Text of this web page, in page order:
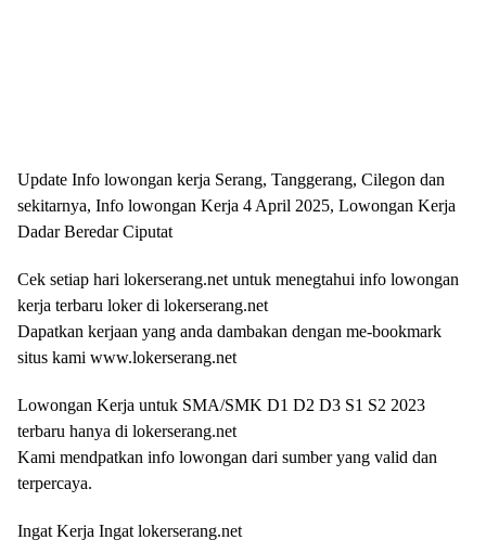
Update Info lowongan kerja Serang, Tanggerang, Cilegon dan
sekitarnya, Info lowongan Kerja 4 April 2025, Lowongan Kerja
Dadar Beredar Ciputat
Cek setiap hari lokerserang.net untuk menegtahui info lowongan
kerja terbaru loker di lokerserang.net
Dapatkan kerjaan yang anda dambakan dengan me-bookmark
situs kami www.lokerserang.net
Lowongan Kerja untuk SMA/SMK D1 D2 D3 S1 S2 2023
terbaru hanya di lokerserang.net
Kami mendpatkan info lowongan dari sumber yang valid dan
terpercaya.
Ingat Kerja Ingat lokerserang.net